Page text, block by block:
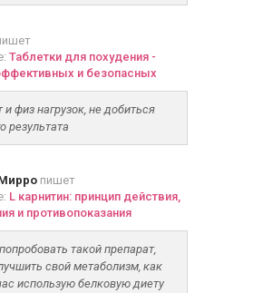
Таблетки для похудения -
и безопасных
и физ нагрузок, не добиться
результата
пишет
L карнитин: принцип действия,
и противопоказания
такой препарат,
свой метаболизм, как
использую белковую диету